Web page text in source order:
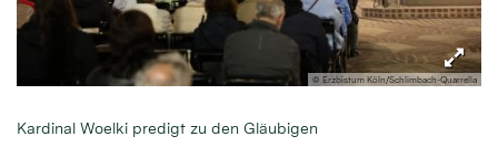
© Erzbistum Köln/Schlimbach-Quarrella
Kardinal Woelki predigt zu den Gläubigen